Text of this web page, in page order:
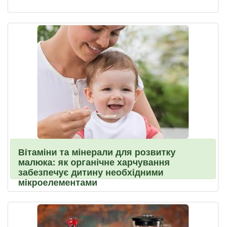
Вітаміни та мінерали для розвитку
малюка: як органічне харчування
забезпечує дитину необхідними
мікроелементами